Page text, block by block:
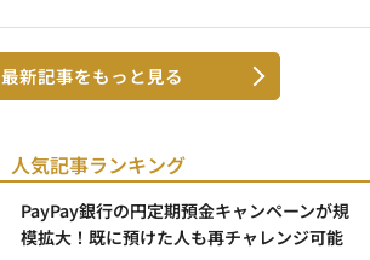
最新記事をもっと見る
人気記事ランキング
PayPay銀行の円定期預金キャンペーンが規
模拡大！既に預けた人も再チャレンジ可能